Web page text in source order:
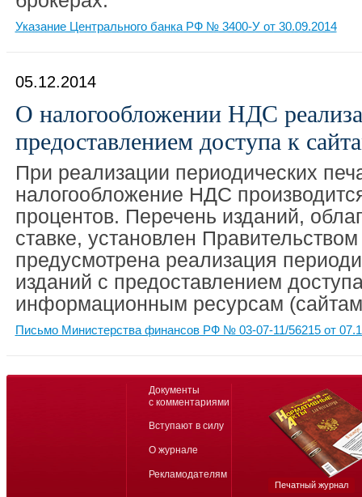
Указание Центрального банка РФ № 3400-У от 30.09.2014
05.12.2014
О налогообложении НДС
предоставлением доступа к
При реализации периодических
налогообложение НДС
процентов. Перечень изданий,
ставке, установлен
предусмотрена реализация
изданий с предоставлением
информационным ресурсам
Письмо Министерства финансов РФ № 03-07-11/56215 от
Документы
с комментариями
Вступают в силу
О журнале
Рекламодателям
Печатный журнал